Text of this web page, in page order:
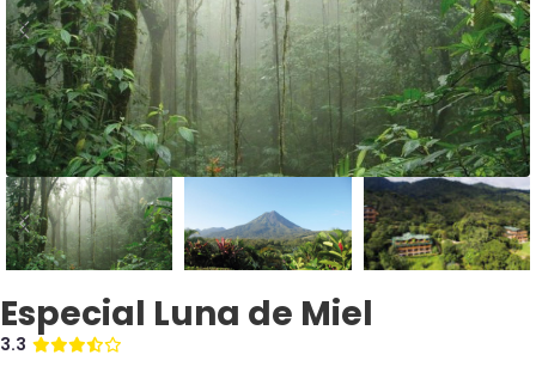
Especial Luna de Miel
3.3